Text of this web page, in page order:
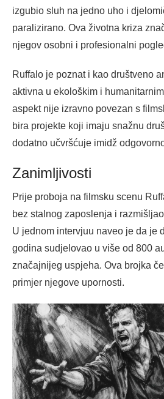
izgubio sluh na jedno uho i
paralizirano. Ova životna kriza
njegov osobni i profesionalni
Ruffalo je poznat i kao društveno
aktivna u ekološkim i
aspekt nije izravno povezan s
bira projekte koji imaju snažnu
dodatno učvršćuje imidž
Zanimljivosti
Prije proboja na filmsku scenu
bez stalnog zaposlenja i
U jednom intervjuu naveo je da je
godina sudjelovao u više od 800
značajnijeg uspjeha. Ova brojka
primjer njegove upornosti.